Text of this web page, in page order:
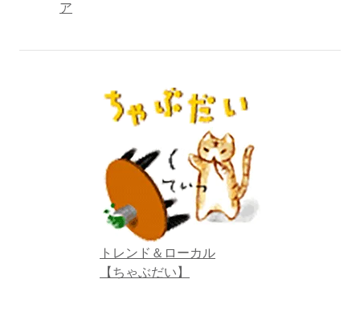
ア
トレンド＆ローカル
【ちゃぶだい】